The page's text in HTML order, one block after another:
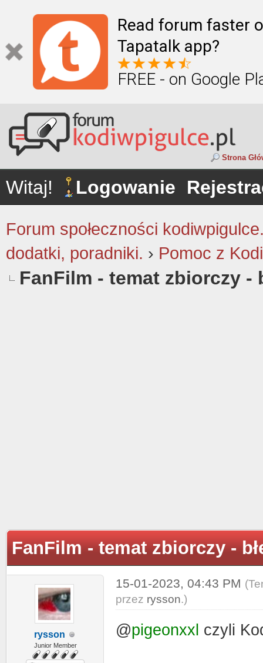
Read forum faster
Tapatalk app?
FREE - on Google
Strona
Witaj! Logowanie
Forum społeczności
dodatki, poradniki. › Pomoc z Kodi
FanFilm - temat zbiorczy -
FanFilm - temat zbiorczy -
rysson
Junior Member
15-01-2023, 04:43 PM
przez rysson.)
@pigeonxxl czyli